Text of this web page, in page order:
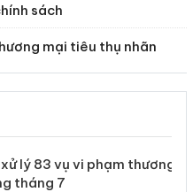
sách
mại tiêu thụ nhãn
83 vụ vi phạm thương
7